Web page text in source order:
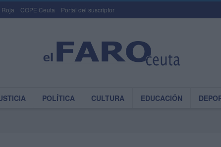
Roja COPE Ceuta Portal del suscriptor
POLÍTICA CULTURA EDUCACIÓN